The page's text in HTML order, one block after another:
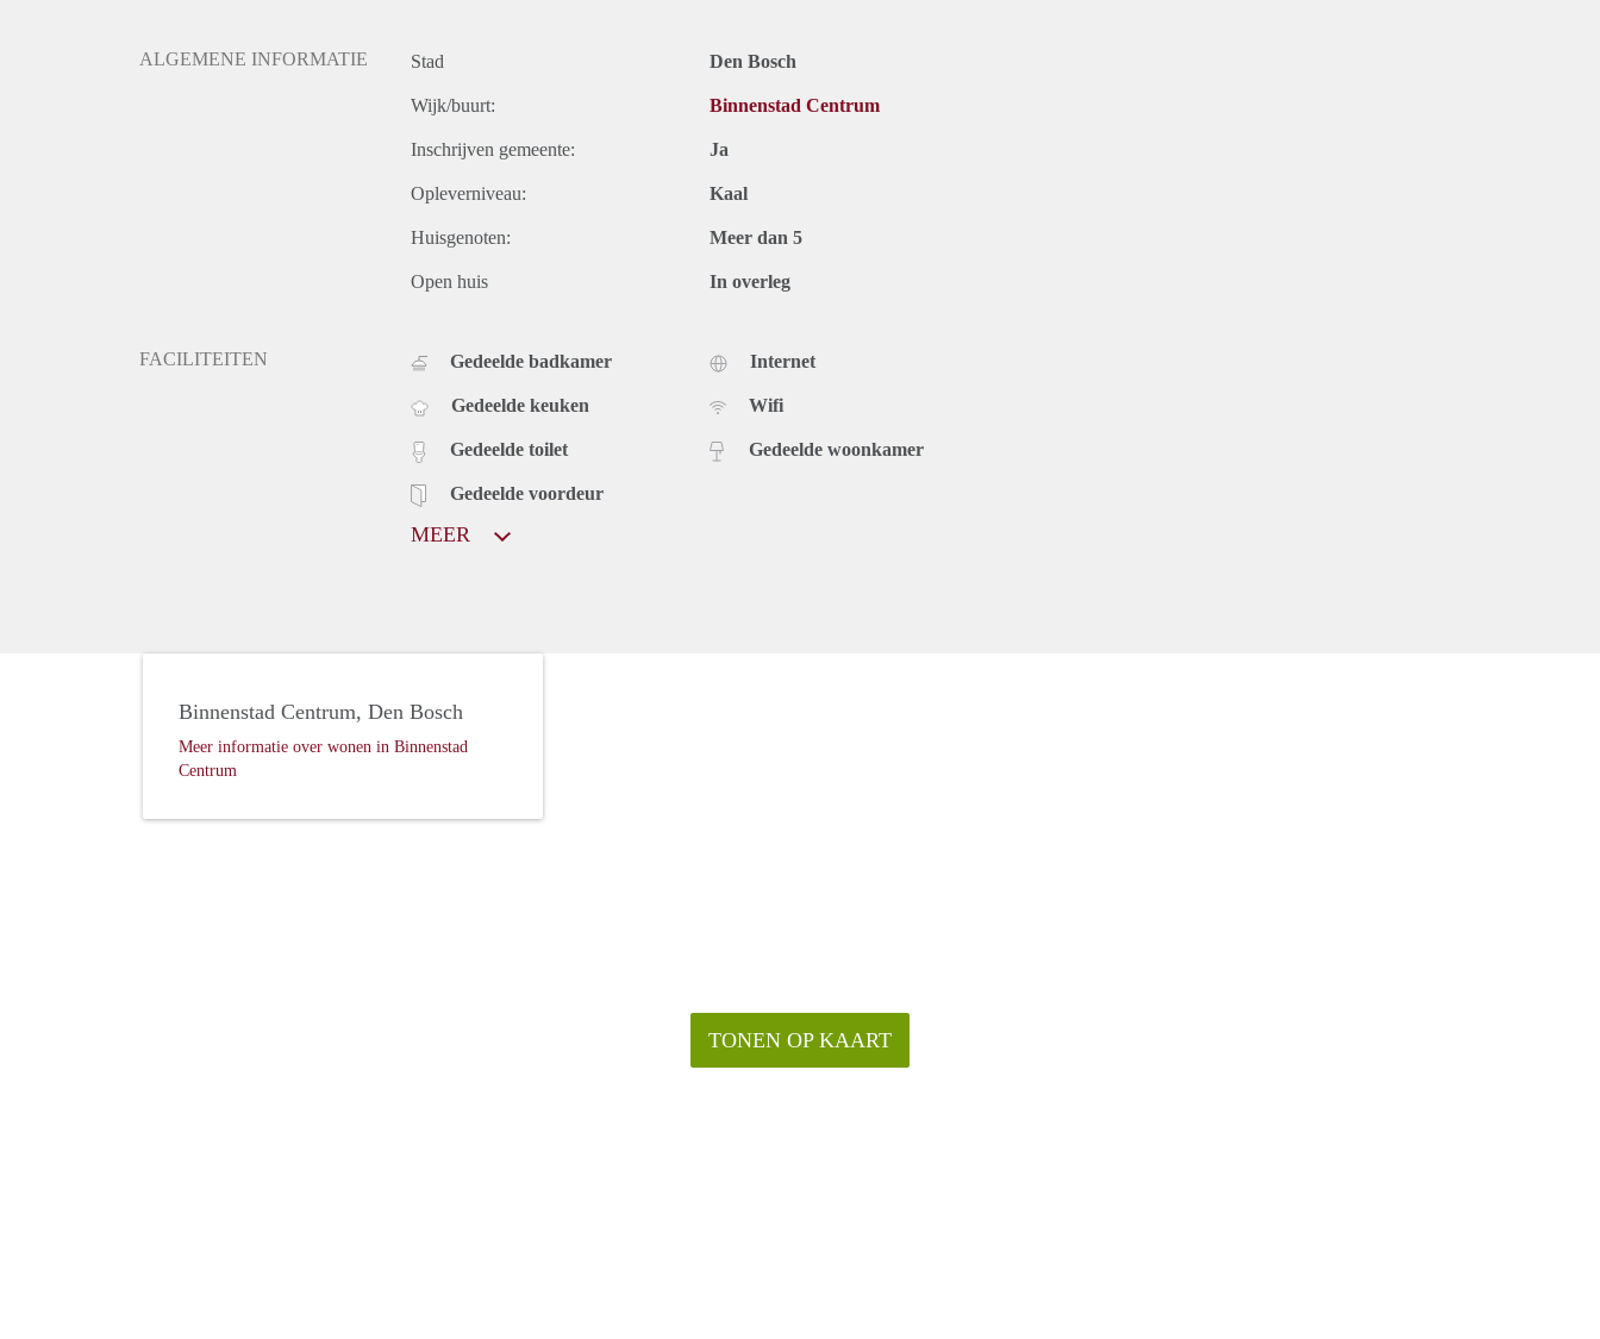
ALGEMENE INFORMATIE Stad Den Bosch
Wijk/buurt: Binnenstad Centrum
Inschrijven gemeente: Ja
Opleverniveau: Kaal
Huisgenoten: Meer dan 5
Open huis In overleg
FACILITEITEN Gedeelde badkamer
Gedeelde keuken
Gedeelde toilet
Gedeelde voordeur
Internet
Wifi
Gedeelde woonkamer
MEER
TONEN OP KAART
Binnenstad Centrum, Den Bosch
Meer informatie over wonen in Binnenstad
Centrum